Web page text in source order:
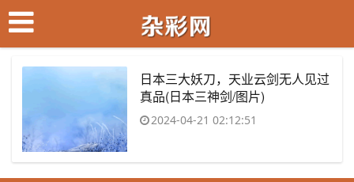
日本三大妖刀，天业云剑无人见过
真品(日本三神剑/图片)
2024-04-21 02:12:51